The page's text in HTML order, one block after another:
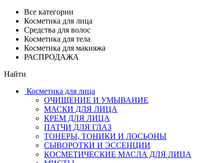
Все категории
Косметика для лица
Средства для волос
Косметика для тела
Косметика для макияжа
РАСПРОДАЖА
Найти
Косметика для лица
ОЧИЩЕНИЕ И УМЫВАНИЕ
МАСКИ ДЛЯ ЛИЦА
КРЕМ ДЛЯ ЛИЦА
ПАТЧИ ДЛЯ ГЛАЗ
ТОНЕРЫ, ТОНИКИ И ЛОСЬОНЫ
СЫВОРОТКИ И ЭССЕНЦИИ
КОСМЕТИЧЕСКИЕ МАСЛА ДЛЯ ЛИЦА